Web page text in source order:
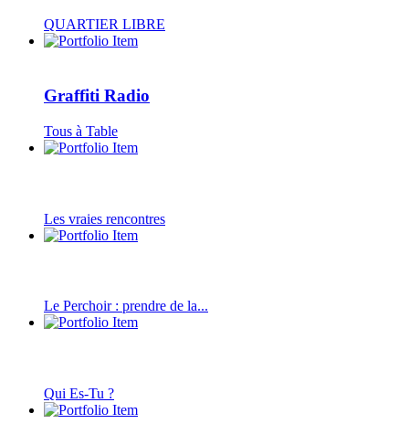
QUARTIER LIBRE
Graffiti Radio
Tous à Table
Les vraies rencontres
Le Perchoir : prendre de la...
Qui Es-Tu ?